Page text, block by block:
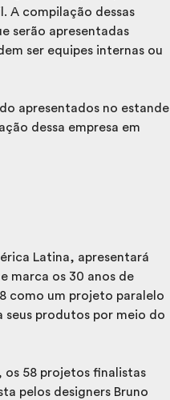
A compilação dessas
serão apresentadas
ser equipes internas ou
apresentados no estande
dessa empresa em
Latina, apresentará
marca os 30 anos de
como um projeto paralelo
produtos por meio do
os 58 projetos finalistas
pelos designers Bruno